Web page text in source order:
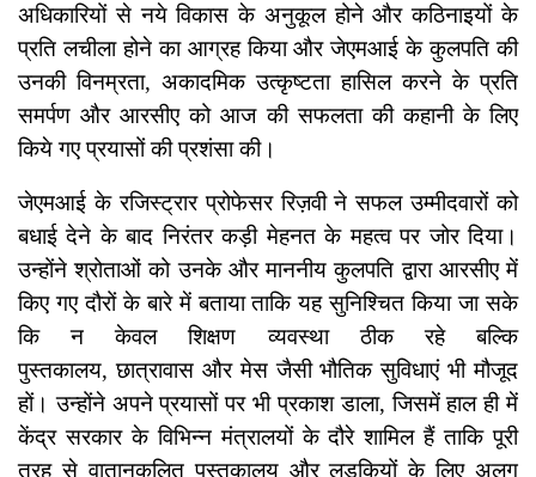
अधिकारियों से नये विकास के अनुकूल होने और कठिनाइयों के
प्रति लचीला होने का आग्रह किया और जेएमआई के कुलपति की
उनकी विनम्रता, अकादमिक उत्कृष्टता हासिल करने के प्रति
समर्पण और आरसीए को आज की सफलता की कहानी के लिए
किये गए प्रयासों की प्रशंसा की।
जेएमआई के रजिस्ट्रार प्रोफेसर रिज़वी ने सफल उम्मीदवारों को
बधाई देने के बाद निरंतर कड़ी मेहनत के महत्व पर जोर दिया।
उन्होंने श्रोताओं को उनके और माननीय कुलपति द्वारा आरसीए में
किए गए दौरों के बारे में बताया ताकि यह सुनिश्चित किया जा सके
कि न केवल शिक्षण व्यवस्था ठीक रहे बल्कि
पुस्तकालय, छात्रावास और मेस जैसी भौतिक सुविधाएं भी मौजूद
हों। उन्होंने अपने प्रयासों पर भी प्रकाश डाला, जिसमें हाल ही में
केंद्र सरकार के विभिन्न मंत्रालयों के दौरे शामिल हैं ताकि पूरी
तरह से वातानुकूलित पुस्तकालय और लड़कियों के लिए अलग